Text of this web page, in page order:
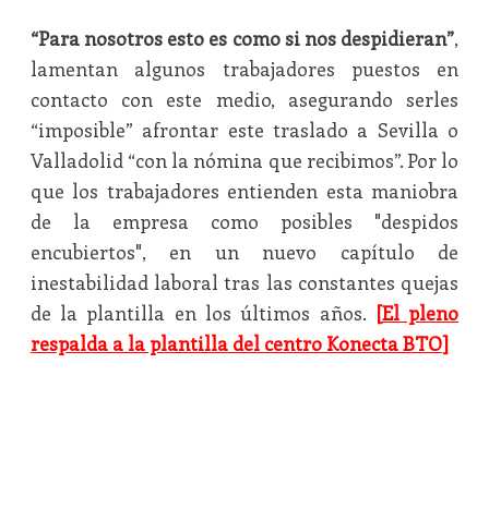
“Para nosotros esto es como si nos despidieran”,
lamentan algunos trabajadores puestos en
contacto con este medio, asegurando serles
“imposible” afrontar este traslado a Sevilla o
Valladolid “con la nómina que recibimos”. Por lo
que los trabajadores entienden esta maniobra
de la empresa como posibles "despidos
encubiertos", en un nuevo capítulo de
inestabilidad laboral tras las constantes quejas
de la plantilla en los últimos años. [El pleno
respalda a la plantilla del centro Konecta BTO]